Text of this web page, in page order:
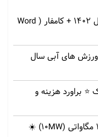
طرح توجیهی تولید متیل آمین سال 1402 + کامفار ( Word
ورزش های آبی سال
براورد هزینه و
طرح توجیهی نیروگاه خورشیدی 10 مگاواتی (10MW) ☀️